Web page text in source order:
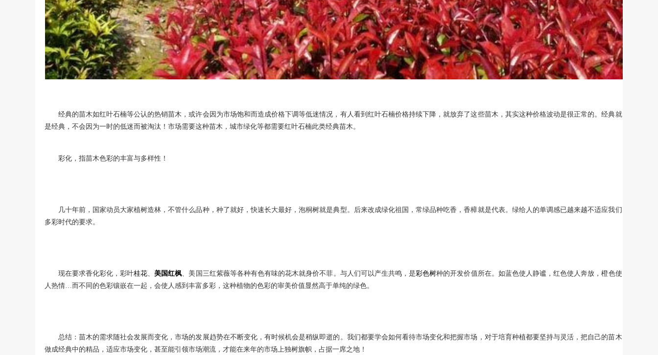
经典的苗木如红叶石楠等公认的热销苗木，或许会因为市场饱和而造成价格下调等低迷情况，有人看到红叶石楠价格持续下降，就放弃了这些苗木，其实这种价格波动是很正常的。经典就
是经典，不会因为一时的低迷而被淘汰！市场需要这种苗木，城市绿化等都需要红叶石楠此类经典苗木。
彩化，指苗木色彩的丰富与多样性！
几十年前，国家动员大家植树造林，不管什么品种，种了就好，快速长大最好，泡桐树就是典型。后来改成绿化祖国，常绿品种吃香，香樟就是代表。绿给人的单调感已越来越不适应我们
多彩时代的要求。
现在要求香化彩化，彩叶桂花、美国红枫、美国三红紫薇等各种有色有味的花木就身价不菲。与人们可以产生共鸣，是彩色树种的开发价值所在。如蓝色使人静谧，红色使人奔放，橙色使
人热情…而不同的色彩镶嵌在一起，会使人感到丰富多彩，这种植物的色彩的审美价值显然高于单纯的绿色。
总结：苗木的需求随社会发展而变化，市场的发展趋势在不断变化，有时候机会是稍纵即逝的。我们都要学会如何看待市场变化和把握市场，对于培育种植都要坚持与灵活，把自己的苗木
做成经典中的精品，适应市场变化，甚至能引领市场潮流，才能在来年的市场上独树旗帜，占据一席之地！